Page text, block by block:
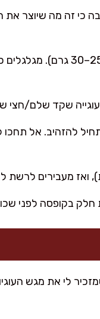
כי זה מה שיוצר את
: בידיים מעט רטובות (או עם כפפות), יוצרים
מתחיל להזהיב. אל
בקופסה לפני
לי את מגש